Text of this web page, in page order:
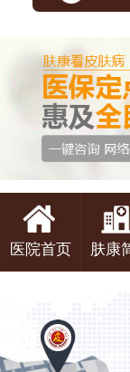
医院首页 肤康